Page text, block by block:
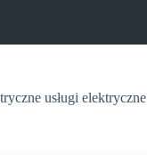
usługi elektryczne